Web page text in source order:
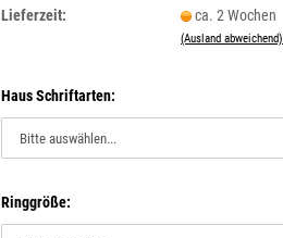
Lieferzeit:
ca. 2 Wochen
(Ausland abweichend)
Haus Schriftarten:
Ringgröße: